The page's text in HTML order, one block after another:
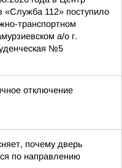
«Служба 112» поступило
транспортном
а/о г.
№5
отключение
почему дверь
по направлению